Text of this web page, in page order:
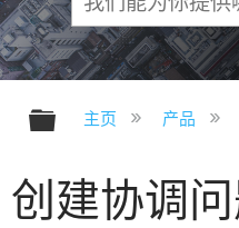
扩展/隐缩全
主页 产品
创建协调